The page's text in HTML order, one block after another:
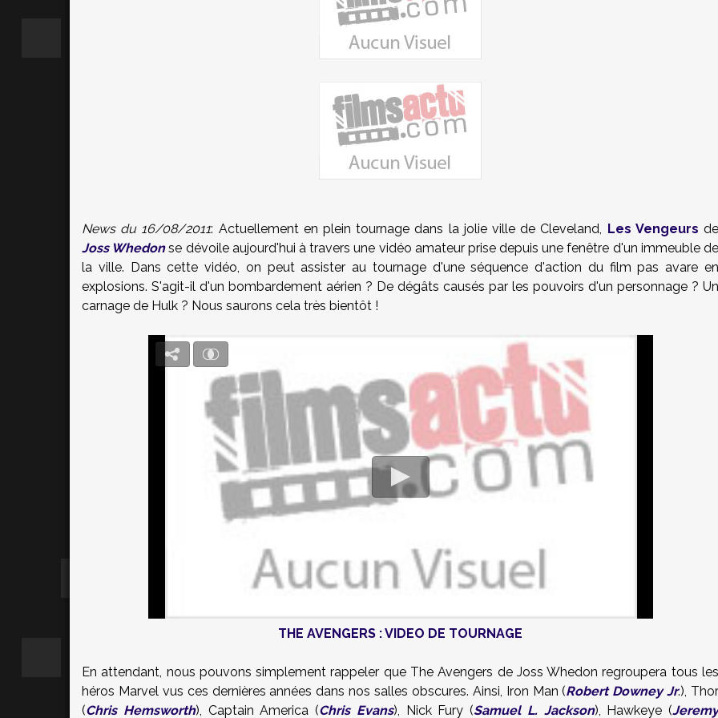
News du 16/08/2011: Actuellement en plein tournage dans la jolie ville de Cleveland, Les Vengeurs de
Joss Whedonse dévoile aujourd'hui à travers une vidéo amateur prise depuis une fenêtre d'un immeuble de
la ville. Dans cette vidéo, on peut assister au tournage d'une séquence d'action du film pas avare en
explosions. S'agit-il d'un bombardement aérien ? De dégâts causés par les pouvoirs d'un personnage ? Un
carnage de Hulk ? Nous saurons cela très bientôt !
THE AVENGERS : VIDEO DE TOURNAGE
En attendant, nous pouvons simplement rappeler que The Avengers de Joss Whedon regroupera tous les
héros Marvel vus ces dernières années dans nos salles obscures. Ainsi, Iron Man (Robert Downey Jr.), Thor
(Chris Hemsworth), Captain America (Chris Evans), Nick Fury (Samuel L. Jackson), Hawkeye (Jeremy